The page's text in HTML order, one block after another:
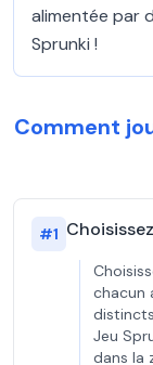
alimentée par
Sprunki !
Comment
#1
chacun
Jeu
dans la